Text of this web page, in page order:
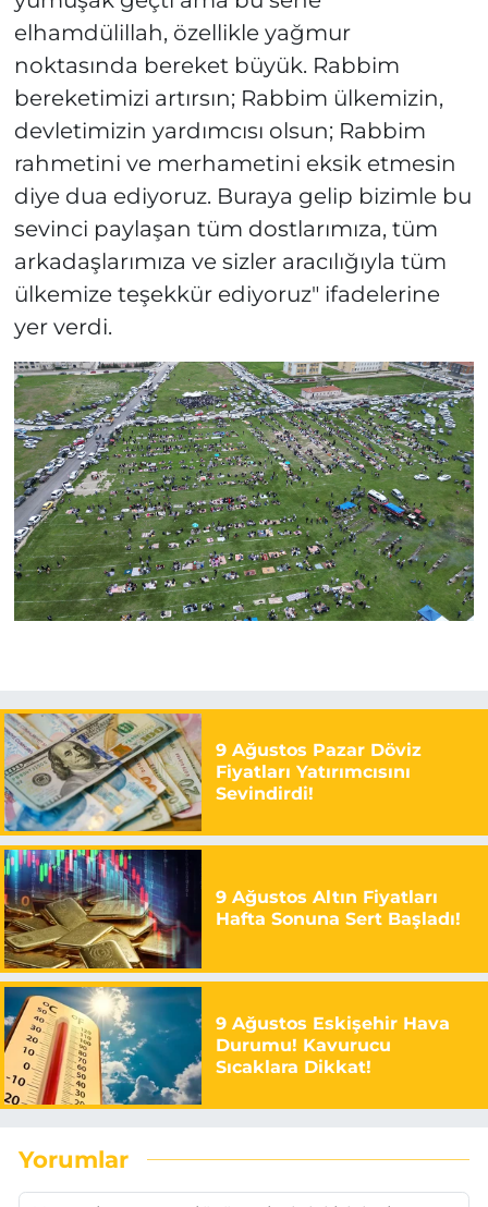
elhamdülillah, özellikle yağmur
noktasında bereket büyük. Rabbim
bereketimizi artırsın; Rabbim ülkemizin,
devletimizin yardımcısı olsun; Rabbim
rahmetini ve merhametini eksik etmesin
diye dua ediyoruz. Buraya gelip bizimle bu
sevinci paylaşan tüm dostlarımıza, tüm
arkadaşlarımıza ve sizler aracılığıyla tüm
ülkemize teşekkür ediyoruz" ifadelerine
yer verdi.
9 Ağustos Pazar Döviz
Fiyatları Yatırımcısını
Sevindirdi!
9 Ağustos Altın Fiyatları
Hafta Sonuna Sert Başladı!
9 Ağustos Eskişehir Hava
Durumu! Kavurucu
Sıcaklara Dikkat!
Yorumlar